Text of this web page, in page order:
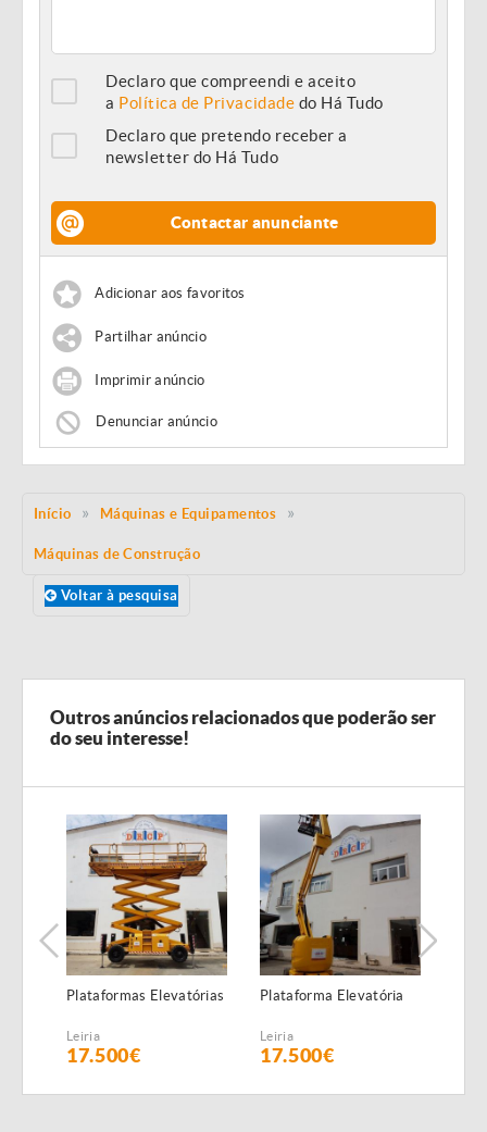
Declaro que compreendi e aceito
a Política de Privacidade do Há Tudo
Declaro que pretendo receber a
newsletter do Há Tudo
Contactar anunciante
Adicionar aos favoritos
Partilhar anúncio
Imprimir anúncio
Denunciar anúncio
Início Máquinas e Equipamentos
Máquinas de Construção
Voltar à pesquisa
Outros anúncios relacionados que poderão ser
do seu interesse!
Plataformas Elevatórias
Leiria
17.500€
Plataforma Elevatória
Leiria
17.500€